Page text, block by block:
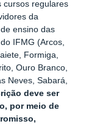
cursos regulares
da
ensino das
IFMG (Arcos,
Formiga,
Ouro Branco,
Neves, Sabará,
deve ser
por meio de